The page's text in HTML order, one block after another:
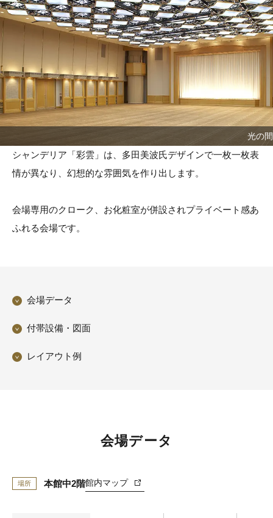
シャンデリア「彩雲」は、多田美波氏デザインで一枚一枚表
情が異なり、幻想的な雰囲気を作り出します。
会場専用のクローク、お化粧室が併設されプライベート感あ
ふれる会場です。
光の間
会場データ
付帯設備・図面
レイアウト例
会場データ
場所 本館中2階館内マップ